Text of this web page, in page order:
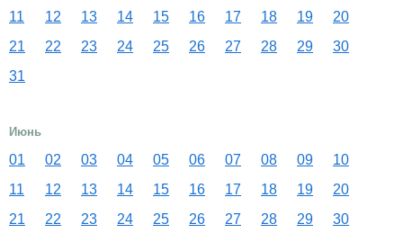
11
12 13 14 15 16 17 18 19
20
21
22 23 24 25 26 27 28 29
30
31
Июнь
01 02 03 04 05 06 07 08 09
10
11
12 13 14 15 16 17 18 19
20
21
22 23 24 25 26 27 28 29 30